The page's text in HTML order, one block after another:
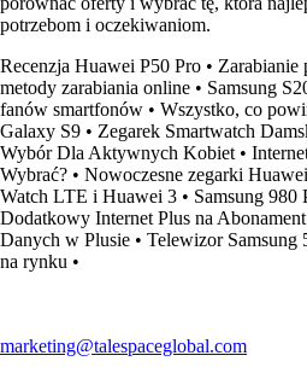
potrzebom i oczekiwaniom.
Recenzja Huawei P50 Pro • Zarabianie
metody zarabiania online • Samsung
fanów smartfonów • Wszystko, co
Galaxy S9 • Zegarek Smartwatch
Wybór Dla Aktywnych Kobiet •
Wybrać? • Nowoczesne zegarki
Watch LTE i Huawei 3 • Samsung 980
Dodatkowy Internet Plus na
Danych w Plusie • Telewizor Samsung
na rynku •
marketing@talespaceglobal.com